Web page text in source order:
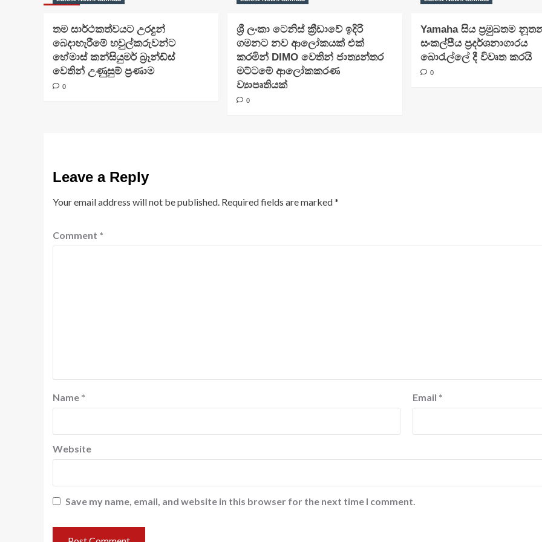
තම සාර්ථකත්වයට උරදුන්
බෙදාහැරීමේ හවුල්කරුවන්ට
හේමාස් කන්සියුමර් බ්‍රෑන්ඩ්ස්
වෙතින් උණුසුම් ප්‍රණාම
0
ශ්‍රී ලංකා ටෙනිස් ක්‍රීඩාවේ ඉදිරි
ගමනට නව ආලෝකයක් එක්
කරමින් DIMO වෙතින් ජාත්‍යන්තර
මට්ටමේ ආලෝකකරණ
ව්‍යාපෘතියක්
0
Yamaha සිය ප්‍රමුඛතම
සංකල්පීය ප්‍රදර්ශනාගාරය
බොරැල්ලේ දී විවෘත කරයි
0
Leave a Reply
Your email address will not be published. Required fields are marked*
Comment *
Name * Email *
Website
Save my name, email, and website in this browser for the next time I comment.